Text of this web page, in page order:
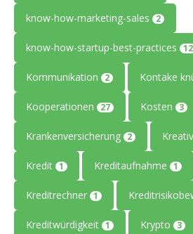
know-how-marketing-sales 2
know-how-startup-best-practices 12
Kommunikation 2 Kontake
Kooperationen 27 Kosten 3
Krankenversicherung 2
Kredit 1 Kreditaufnahme 1
Kreditrechner 1
Kreditwürdigkeit 1 Krypto 3